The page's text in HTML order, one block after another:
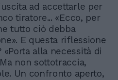
ad accettarle per
tiratore... «Ecco, per
tutto ciò debba
E questa riflessione
alla necessità di
non sottotraccia,
Un confronto aperto,